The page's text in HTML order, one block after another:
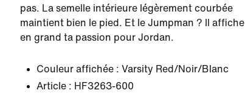
pas. La semelle intérieure légèrement courbée
maintient bien le pied. Et le Jumpman ? Il affiche
en grand ta passion pour Jordan.
Couleur affichée : Varsity Red/Noir/Blanc
Article : HF3263-600